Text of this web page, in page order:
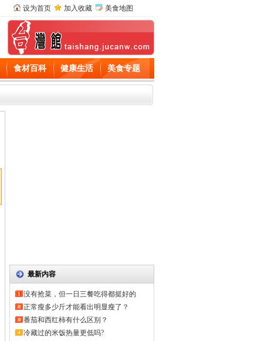
设为首页 加入收藏 美食地图
食材百科 健康生活 美食专题
最新内容
没有抢菜，但一日三餐吃得都挺好的
正常瘦多少斤才能看出明显瘦了？
番茄和西红柿有什么区别？
冷藏过的米饭热量更低吗?